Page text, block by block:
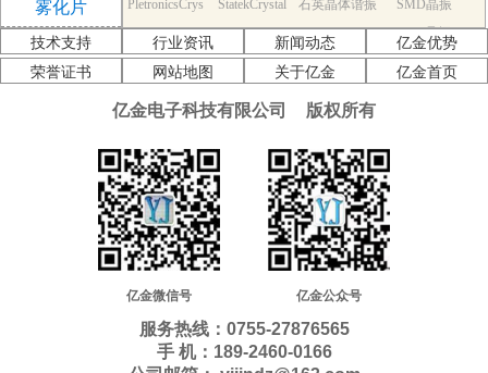
雾化片
晶振
振
PletronicsCrys
tal晶振
StatekCrystal
晶振
石英晶体谐振
器
SMD晶振
KDS Quartz cr
ystal
NDK Quartz c
rystal
EPSON Quart
z crystal
AEK晶振
AEL晶振
Cardinal晶振 Crystek晶振
Euroquartz晶
振
KVG晶振
MMDCOMP
MtronPTI晶振
QuartzCom晶
振
QuartzChnik
SUNTSU晶振
Transko晶振
WI2WI晶振
富士晶振
MERCURY晶
振
韩国三呢晶振
ITTI晶振 ACT晶振
Lihom晶振
rubyquartz晶
Oscilent晶振
SHINSUNG
晶振
SMI晶振 PDI晶振
C-TECH晶振
Microchip晶
NIC晶振
QVS晶振 Bomar晶振
技术支持 行业资讯 新闻动态
亿金优势
荣誉证书
网站地图 关于亿金 亿金首页
亿金电子科技有限公司 版权所有
亿金微信号 亿金公众号
服务热线：0755-27876565
手 机：189-2460-0166